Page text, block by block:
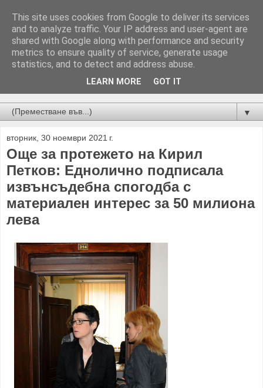
Новини от Бургас, страната и света!
▼
вторник, 30 ноември 2021 г.
Още за протежето на Кирил
Петков: Еднолично подписала
извънсъдебна спогодба с
материален интерес за 50 милиона
лева
This site uses cookies from Google to deliver its services
and to analyze traffic. Your IP address and user-agent are
shared with Google along with performance and security
metrics to ensure quality of service, generate usage
statistics, and to detect and address abuse.
LEARN MORE GOT IT